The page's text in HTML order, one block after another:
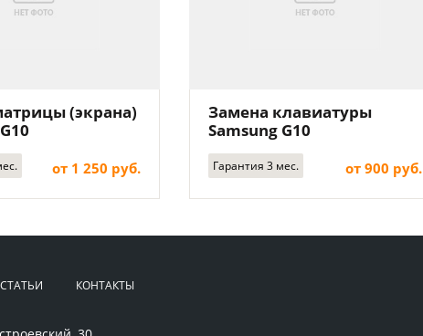
(экрана)
от 1 250 руб.
Замена клавиатуры
Samsung G10
Гарантия 3 мес. от 900 руб.
СТАТЬИ КОНТАКТЫ